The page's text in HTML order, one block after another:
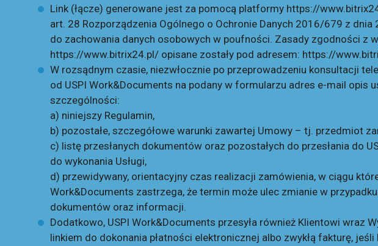
Link (łącze) generowane jest za pomocą platformy https://
art. 28 Rozporządzenia Ogólnego o Ochronie Danych 2016/679 z
do zachowania danych osobowych w poufności. Zasady zgodności z
https://www.bitrix24.pl/ opisane zostały pod adresem: https://
W rozsądnym czasie, niezwłocznie po przeprowadzeniu konsultacji
od USPI Work&Documents na podany w formularzu adres e-mail opis
szczególności:
a) niniejszy Regulamin,
b) pozostałe, szczegółowe warunki zawartej Umowy – tj. przedmiot
c) listę przesłanych dokumentów oraz pozostałych do przesłania do
do wykonania Usługi,
d) przewidywany, orientacyjny czas realizacji zamówienia, w ciągu
Work&Documents zastrzega, że termin może ulec zmianie w
dokumentów oraz informacji.
Dodatkowo, USPI Work&Documents przesyła również Klientowi wraz
linkiem do dokonania płatności elektronicznej albo zwykłą fakturę, jeśli